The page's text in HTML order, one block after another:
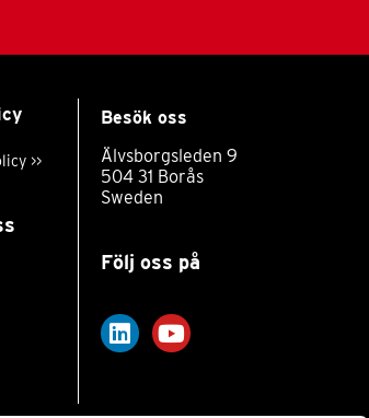
>>
Besök oss
Älvsborgsleden 9
504 31 Borås
Sweden
Följ oss på